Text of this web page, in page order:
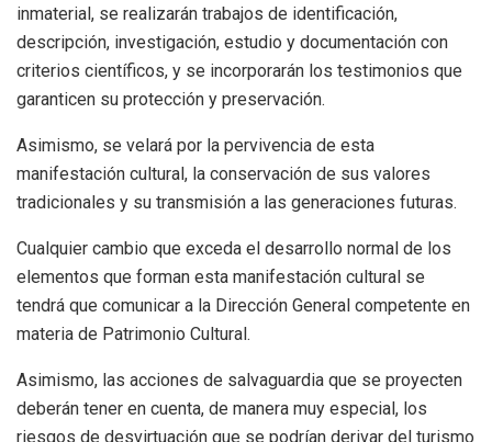
inmaterial, se realizarán trabajos de identificación,
descripción, investigación, estudio y documentación con
criterios científicos, y se incorporarán los testimonios que
garanticen su protección y preservación.
Asimismo, se velará por la pervivencia de esta
manifestación cultural, la conservación de sus valores
tradicionales y su transmisión a las generaciones futuras.
Cualquier cambio que exceda el desarrollo normal de los
elementos que forman esta manifestación cultural se
tendrá que comunicar a la Dirección General competente en
materia de Patrimonio Cultural.
Asimismo, las acciones de salvaguardia que se proyecten
deberán tener en cuenta, de manera muy especial, los
riesgos de desvirtuación que se podrían derivar del turismo